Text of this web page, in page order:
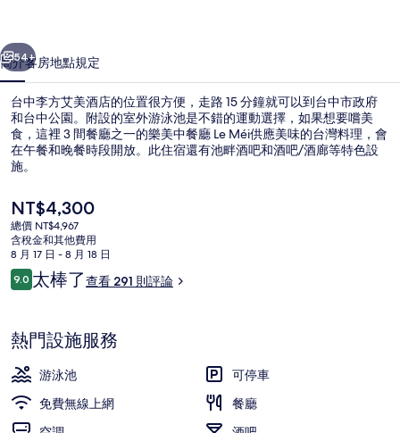
店
的
相
片
集
個 下一個
54+
簡介客房地點規定
台中李方艾美酒店的位置很方便，走路 15 分鐘就可以到台中市政府
和台中公園。附設的室外游泳池是不錯的運動選擇，如果想要嚐美
食，這裡 3 間餐廳之一的樂美中餐廳 Le Méi供應美味的台灣料理，會
在午餐和晚餐時段開放。此住宿還有池畔酒吧和酒吧/酒廊等特色設
施。
目
前
的
價
格
是
NT$4,300
總價 NT$4,967
含稅金和其他費用
8 月 17 日 - 8 月 18 日
評
論
9.09.0 分，滿分 10 分，
太棒了查看 291 則評論
熱門設施服務
游泳池
可停車
免費無線上網
餐廳